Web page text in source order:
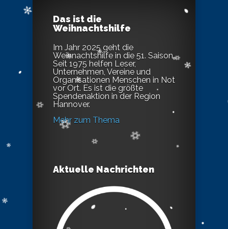
Das ist die
Weihnachtshilfe
Im Jahr 2025 geht die
Weihnachtshilfe in die 51. Saison.
Seit 1975 helfen Leser,
Unternehmen, Vereine und
Organisationen Menschen in Not
vor Ort. Es ist die größte
Spendenaktion in der Region
Hannover.
Mehr zum Thema
Aktuelle Nachrichten